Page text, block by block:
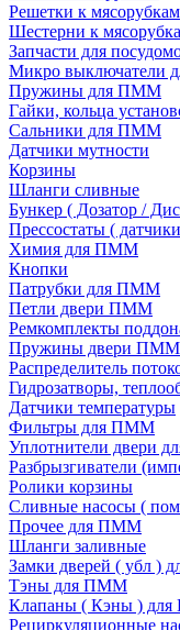
Решетки к мясорубкам
Шестерни к
Запчасти для
Микро выключатели
Пружины для ПММ
Гайки, кольца
Сальники для ПММ
Датчики мутности
Корзины
Шланги сливные
Бункер ( Дозатор /
Прессостаты (
Химия для ПММ
Кнопки
Патрубки для ПММ
Петли двери ПММ
Ремкомплекты
Пружины двери ПММ
Распределитель
Гидрозатворы,
Датчики температуры
Фильтры для ПММ
Уплотнители двери
Разбрызгиватели
Ролики корзины
Сливные насосы (
Прочее для ПММ
Шланги заливные
Замки дверей ( убл )
Тэны для ПММ
Клапаны ( Кэны )
Рециркуляционные